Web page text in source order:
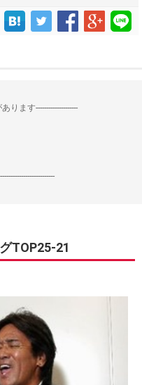
ります--------------------
TOP25-21